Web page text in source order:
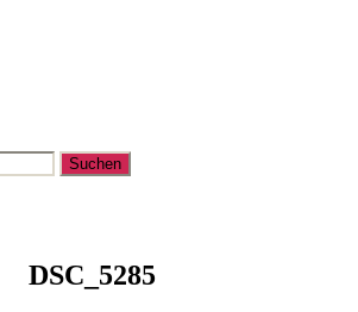
DSC_5285